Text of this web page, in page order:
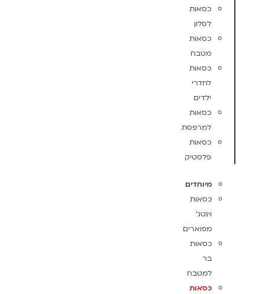
כסאות
לסלון
כסאות
מטבח
כסאות
לחדרי
ילדים
כסאות
למרפסת
כסאות
פלסטיק
מיוחדים
כסאות
וינטג'
מפוארים
כסאות
בר
למטבח
כסאות